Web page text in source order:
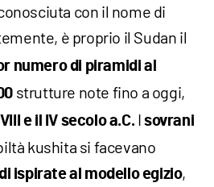
con il nome di
è proprio il Sudan il
numero di piramidi al
strutture note fino a oggi,
VIII e il IV secolo a.C. Isovrani
kushita si facevano
ispirate al modello egizio,